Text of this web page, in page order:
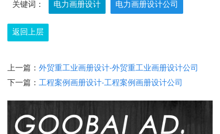
关键词： 电力画册设计 电力画册设计公司
返回上层
上一篇： 外贸重工业画册设计-外贸重工业画册设计公司
下一篇： 工程案例画册设计-工程案例画册设计公司